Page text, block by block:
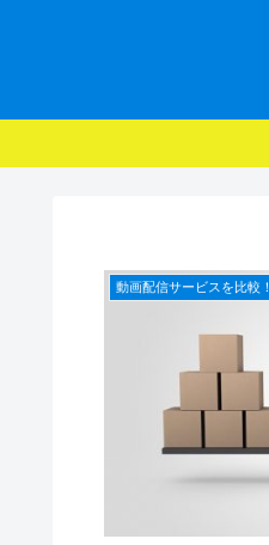
動画配信サービスを比較！